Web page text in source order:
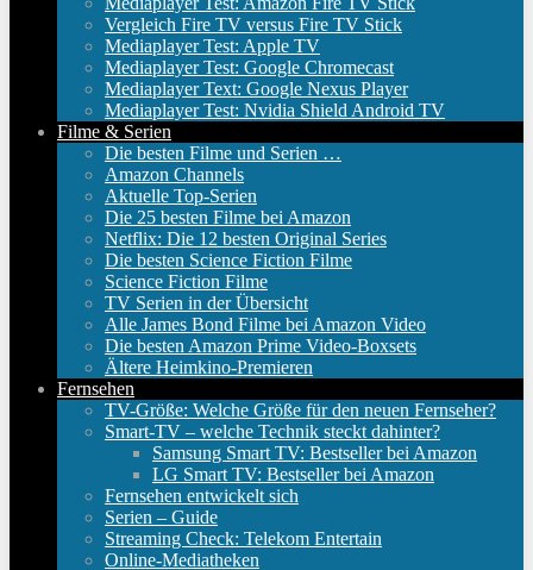
Vergleich Fire TV versus Fire TV Stick
Mediaplayer Test: Apple TV
Mediaplayer Test: Google Chromecast
Mediaplayer Text: Google Nexus Player
Mediaplayer Test: Nvidia Shield Android TV
Filme & Serien
Die besten Filme und Serien …
Amazon Channels
Aktuelle Top-Serien
Die 25 besten Filme bei Amazon
Netflix: Die 12 besten Original Series
Die besten Science Fiction Filme
Science Fiction Filme
TV Serien in der Übersicht
Alle James Bond Filme bei Amazon Video
Die besten Amazon Prime Video-Boxsets
Ältere Heimkino-Premieren
Fernsehen
TV-Größe: Welche Größe für den neuen Fernseher?
Smart-TV – welche Technik steckt dahinter?
Samsung Smart TV: Bestseller bei Amazon
LG Smart TV: Bestseller bei Amazon
Fernsehen entwickelt sich
Serien – Guide
Streaming Check: Telekom Entertain
Online-Mediatheken